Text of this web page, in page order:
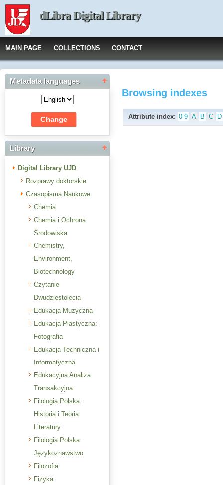
dLibra Digital Library
MAIN PAGE COLLECTIONS CONTACT
Metadata languages
Library
Digital Library UJD
Rozprawy doktorskie
Czasopisma Naukowe
Chemia
Chemia i Ochrona
Środowiska
Chemistry,
Environment,
Biotechnology
Czytanie
Dwudziestolecia
Edukacja Muzyczna
Edukacja Plastyczna:
Fotografia
Edukacja Techniczna i
Informatyczna
Edukacyjna Analiza
Transakcyjna
Filologia Polska:
Historia i Teoria
Literatury
Filologia Polska:
Językoznawstwo
Filozofia
Fizyka
Browsing indexes
Attribute index: 0-9 A B C D